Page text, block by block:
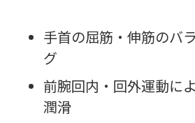
手首の屈筋・伸筋のバ
グ
前腕回内・回外運動に
潤滑